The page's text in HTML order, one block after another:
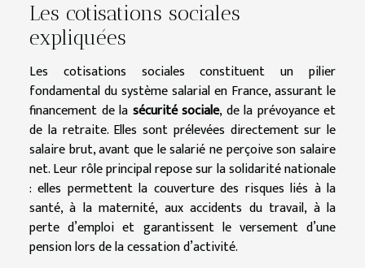
Les cotisations sociales
expliquées
Les cotisations sociales constituent un pilier
fondamental du système salarial en France, assurant le
financement de la sécurité sociale, de la prévoyance et
de la retraite. Elles sont prélevées directement sur le
salaire brut, avant que le salarié ne perçoive son salaire
net. Leur rôle principal repose sur la solidarité nationale
: elles permettent la couverture des risques liés à la
santé, à la maternité, aux accidents du travail, à la
perte d’emploi et garantissent le versement d’une
pension lors de la cessation d’activité.